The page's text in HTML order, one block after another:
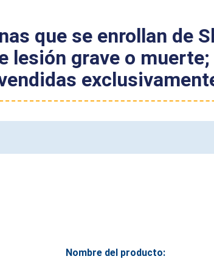
que se enrollan de
lesión grave o
Nombre del producto: